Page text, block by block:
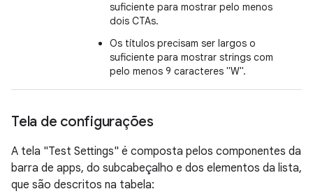
suficiente para mostrar pelo menos
dois CTAs.
Os títulos precisam ser largos o
suficiente para mostrar strings com
pelo menos 9 caracteres "W".
Tela de configurações
A tela "Test Settings" é composta pelos componentes da
barra de apps, do subcabeçalho e dos elementos da lista,
que são descritos na tabela: